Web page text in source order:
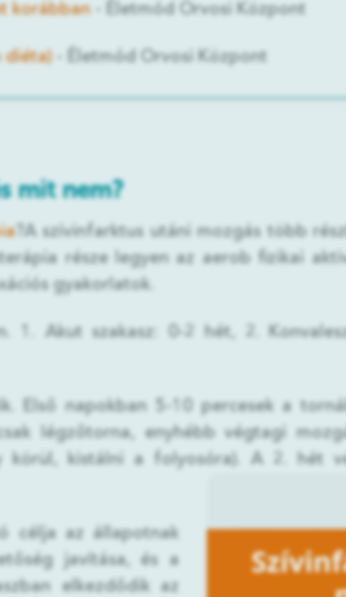
korábban- Életmód Orvosi Központ
- Életmód Orvosi Központ
mit nem?
?A szívinfarktus utáni mozgás több
része legyen az aerob fizikai
gyakorlatok.
1. Akut szakasz: 0-2 hét, 2.
Első napokban 5-10 percesek a
légzőtorna, enyhébb végtagi
kistálni a folyosóra). A 2. hét
célja az állapotnak
javítása, és a
elkezdődik az